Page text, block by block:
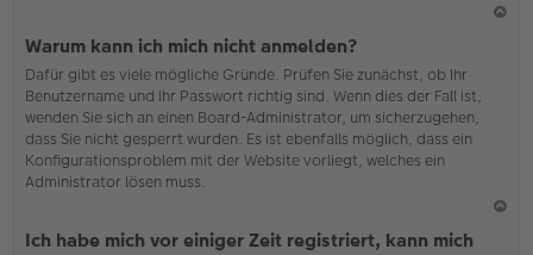
Warum kann ich mich nicht anmelden?
Dafür gibt es viele mögliche Gründe. Prüfen Sie zunächst, ob Ihr
Benutzername und Ihr Passwort richtig sind. Wenn dies der Fall ist,
wenden Sie sich an einen Board-Administrator, um sicherzugehen,
dass Sie nicht gesperrt wurden. Es ist ebenfalls möglich, dass ein
Konfigurationsproblem mit der Website vorliegt, welches ein
Administrator lösen muss.
Ich habe mich vor einiger Zeit registriert, kann mich